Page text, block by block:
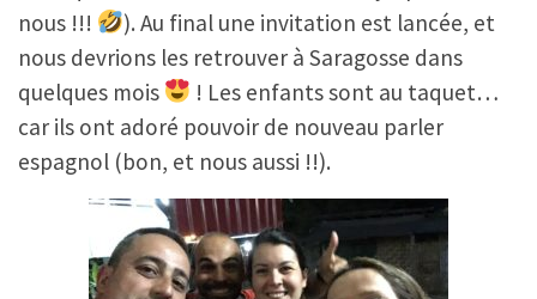
nous !!!
). Au final une invitation est lancée, et
nous devrions les retrouver à Saragosse dans
quelques mois
! Les enfants sont au taquet…
car ils ont adoré pouvoir de nouveau parler
espagnol (bon, et nous aussi !!).